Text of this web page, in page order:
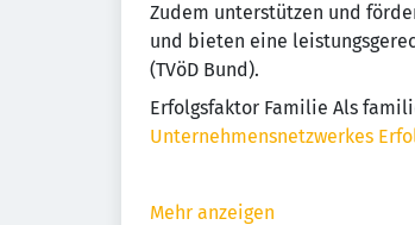
Zudem unterstützen und
und bieten eine
(TVöD Bund).
Erfolgsfaktor Familie Als
Unternehmensnetzwerkes
Mehr anzeigen